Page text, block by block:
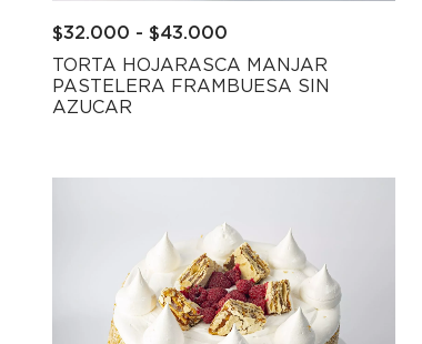
$32.000 - $43.000
TORTA HOJARASCA MANJAR
PASTELERA FRAMBUESA SIN
AZUCAR